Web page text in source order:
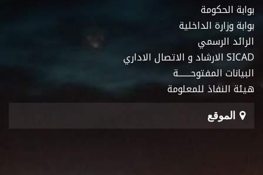
بوابة الحكومة
بوابة وزارة الداخلية
الرائد الرسمي
SICAD الارشاد و الاتصال الاداري
البيانات المفتوحـــــــة
هيئة النفاذ للمعلومة
الموقع